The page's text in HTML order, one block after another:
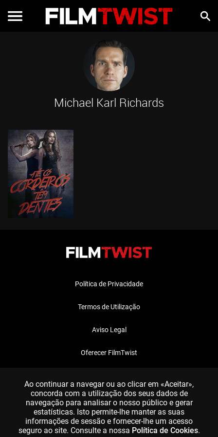
Michael Karl Richards
Política de Privacidade
Termos de Utilização
Aviso Legal
Oferecer FilmTwist
Ao continuar a navegar ou ao clicar em «Aceitar»,
concorda com a utilização dos seus dados de
navegação para analisar o nosso público e gerar
estatísticas. Isto permite-lhe manter as suas
informações de sessão e fornecer-lhe um acesso
seguro ao site. Consulte a nossa Política de Cookies.